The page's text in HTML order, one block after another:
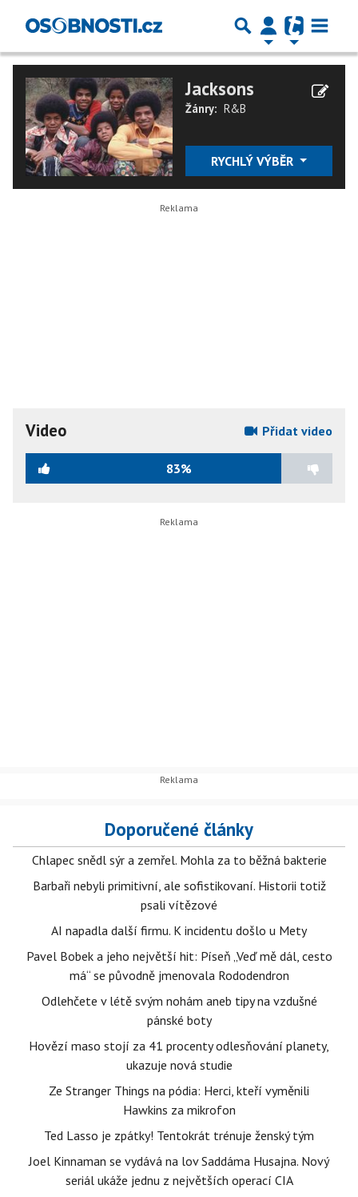
Jacksons
Žánry: R&B
RYCHLÝ VÝBĚR
Video Přidat video
83%
Doporučené články
Chlapec snědl sýr a zemřel. Mohla za to běžná bakterie
Barbaři nebyli primitivní, ale sofistikovaní. Historii totiž
psali vítězové
AI napadla další firmu. K incidentu došlo u Mety
Pavel Bobek a jeho největší hit: Píseň „Veď mě dál, cesto
má“ se původně jmenovala Rododendron
Odlehčete v létě svým nohám aneb tipy na vzdušné
pánské boty
Hovězí maso stojí za 41 procenty odlesňování planety,
ukazuje nová studie
Ze Stranger Things na pódia: Herci, kteří vyměnili
Hawkins za mikrofon
Ted Lasso je zpátky! Tentokrát trénuje ženský tým
Joel Kinnaman se vydává na lov Saddáma Husajna. Nový
seriál ukáže jednu z největších operací CIA